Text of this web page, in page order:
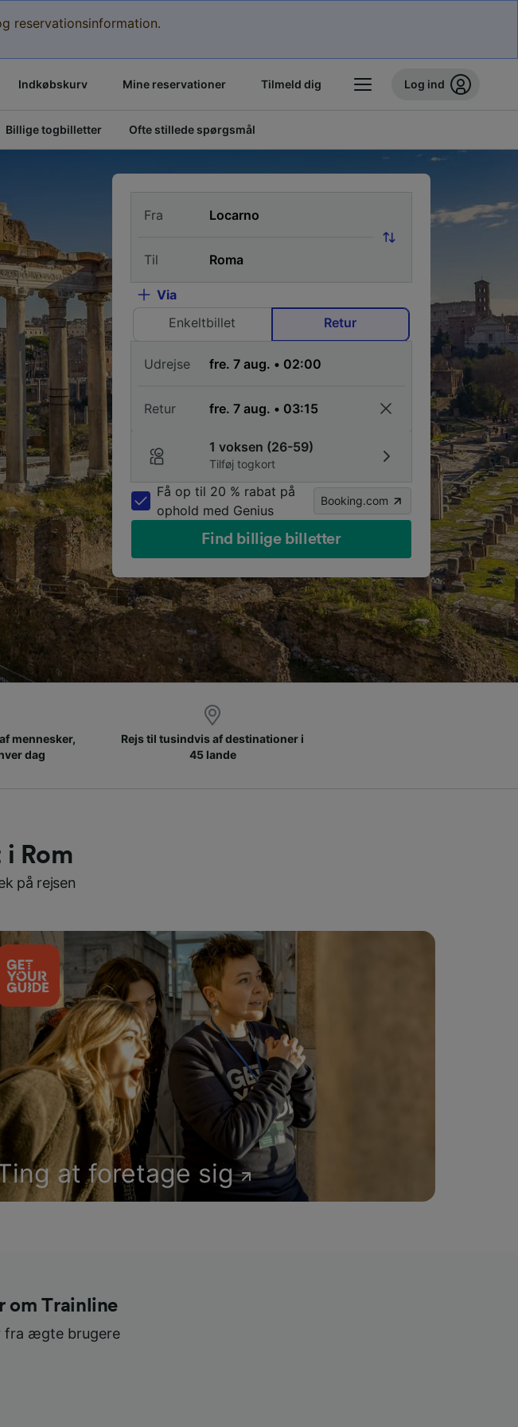
reservationsinformation.
Indkøbskurv Mine reservationer Tilmeld dig Log ind
Billige togbilletter Ofte stillede spørgsmål
Fra
Til
Via
Enkeltbillet
Retur
Udrejse
Retur
1 voksen (26-59)
Tilføj togkort
Få op til 20 % rabat på
ophold med Genius
Booking.com
Find billige billetter
mennesker,
dag
Rejs til tusindvis af destinationer i
45 lande
Rom
på rejsen
at foretage sig
om Trainline
fra ægte brugere